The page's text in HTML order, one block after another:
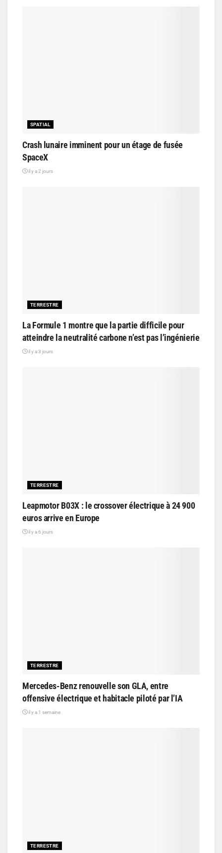
SPATIAL
Crash lunaire imminent pour un étage de fusée
SpaceX
il y a 2 jours
TERRESTRE
La Formule 1 montre que la partie difficile pour
atteindre la neutralité carbone n’est pas l’ingénierie
il y a 3 jours
TERRESTRE
Leapmotor B03X : le crossover électrique à 24 900
euros arrive en Europe
il y a 6 jours
TERRESTRE
Mercedes-Benz renouvelle son GLA, entre
offensive électrique et habitacle piloté par l’IA
il y a 1 semaine
TERRESTRE